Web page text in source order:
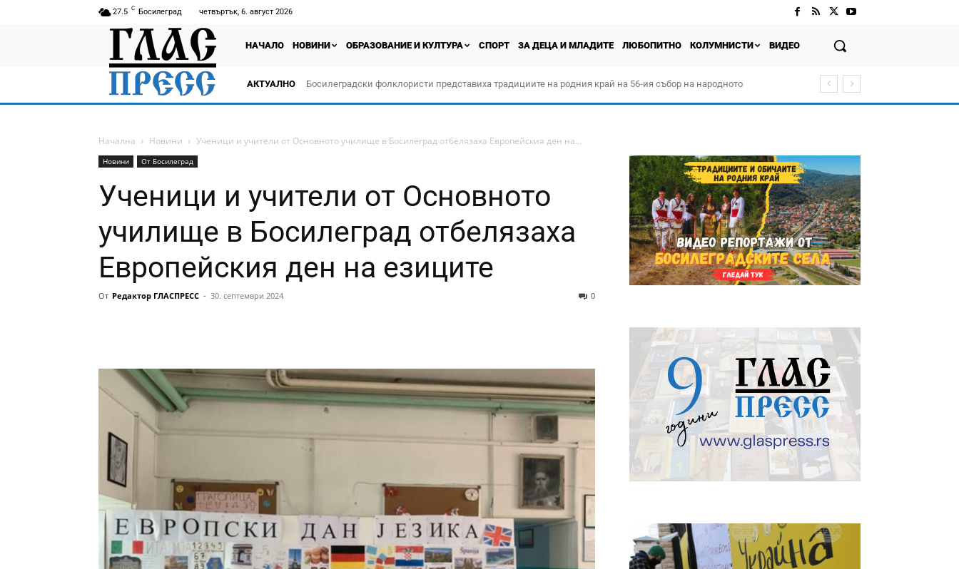
27.5 C Босилеград четвъртък, 6. август 2026
НАЧАЛО НОВИНИ ОБРАЗОВАНИЕ И КУЛТУРА СПОРТ ЗА ДЕЦА И МЛАДИТЕ ЛЮБОПИТНО КОЛУМНИСТИ ВИДЕО
АКТУАЛНО
Босилеградски фолклористи представиха традициите на родния край на 56-ия събор на народното
творчество „Прођох Левач, прођох Шумадију“
Начална Новини Ученици и учители от Основното училище в Босилеград отбелязаха Европейския ден на...
Новини От Босилеград
Ученици и учители от Основното
училище в Босилеград отбелязаха
Европейския ден на езиците
От Редактор ГЛАСПРЕСС - 30. септември 2024 0